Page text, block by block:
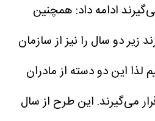
ادامه داد: همچنین
زیر دو سال را نیز از سازمان
این دو دسته از مادران
می‌گیرند. این طرح از سال